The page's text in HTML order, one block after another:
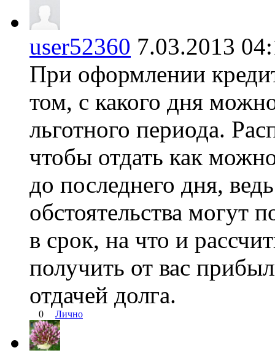
user52360 7.03.2013
При оформлении
том, с какого дня
льготного периода.
чтобы отдать как
до последнего дня,
обстоятельства могут
в срок, на что и
получить от вас
отдачей долга.
0 Лично